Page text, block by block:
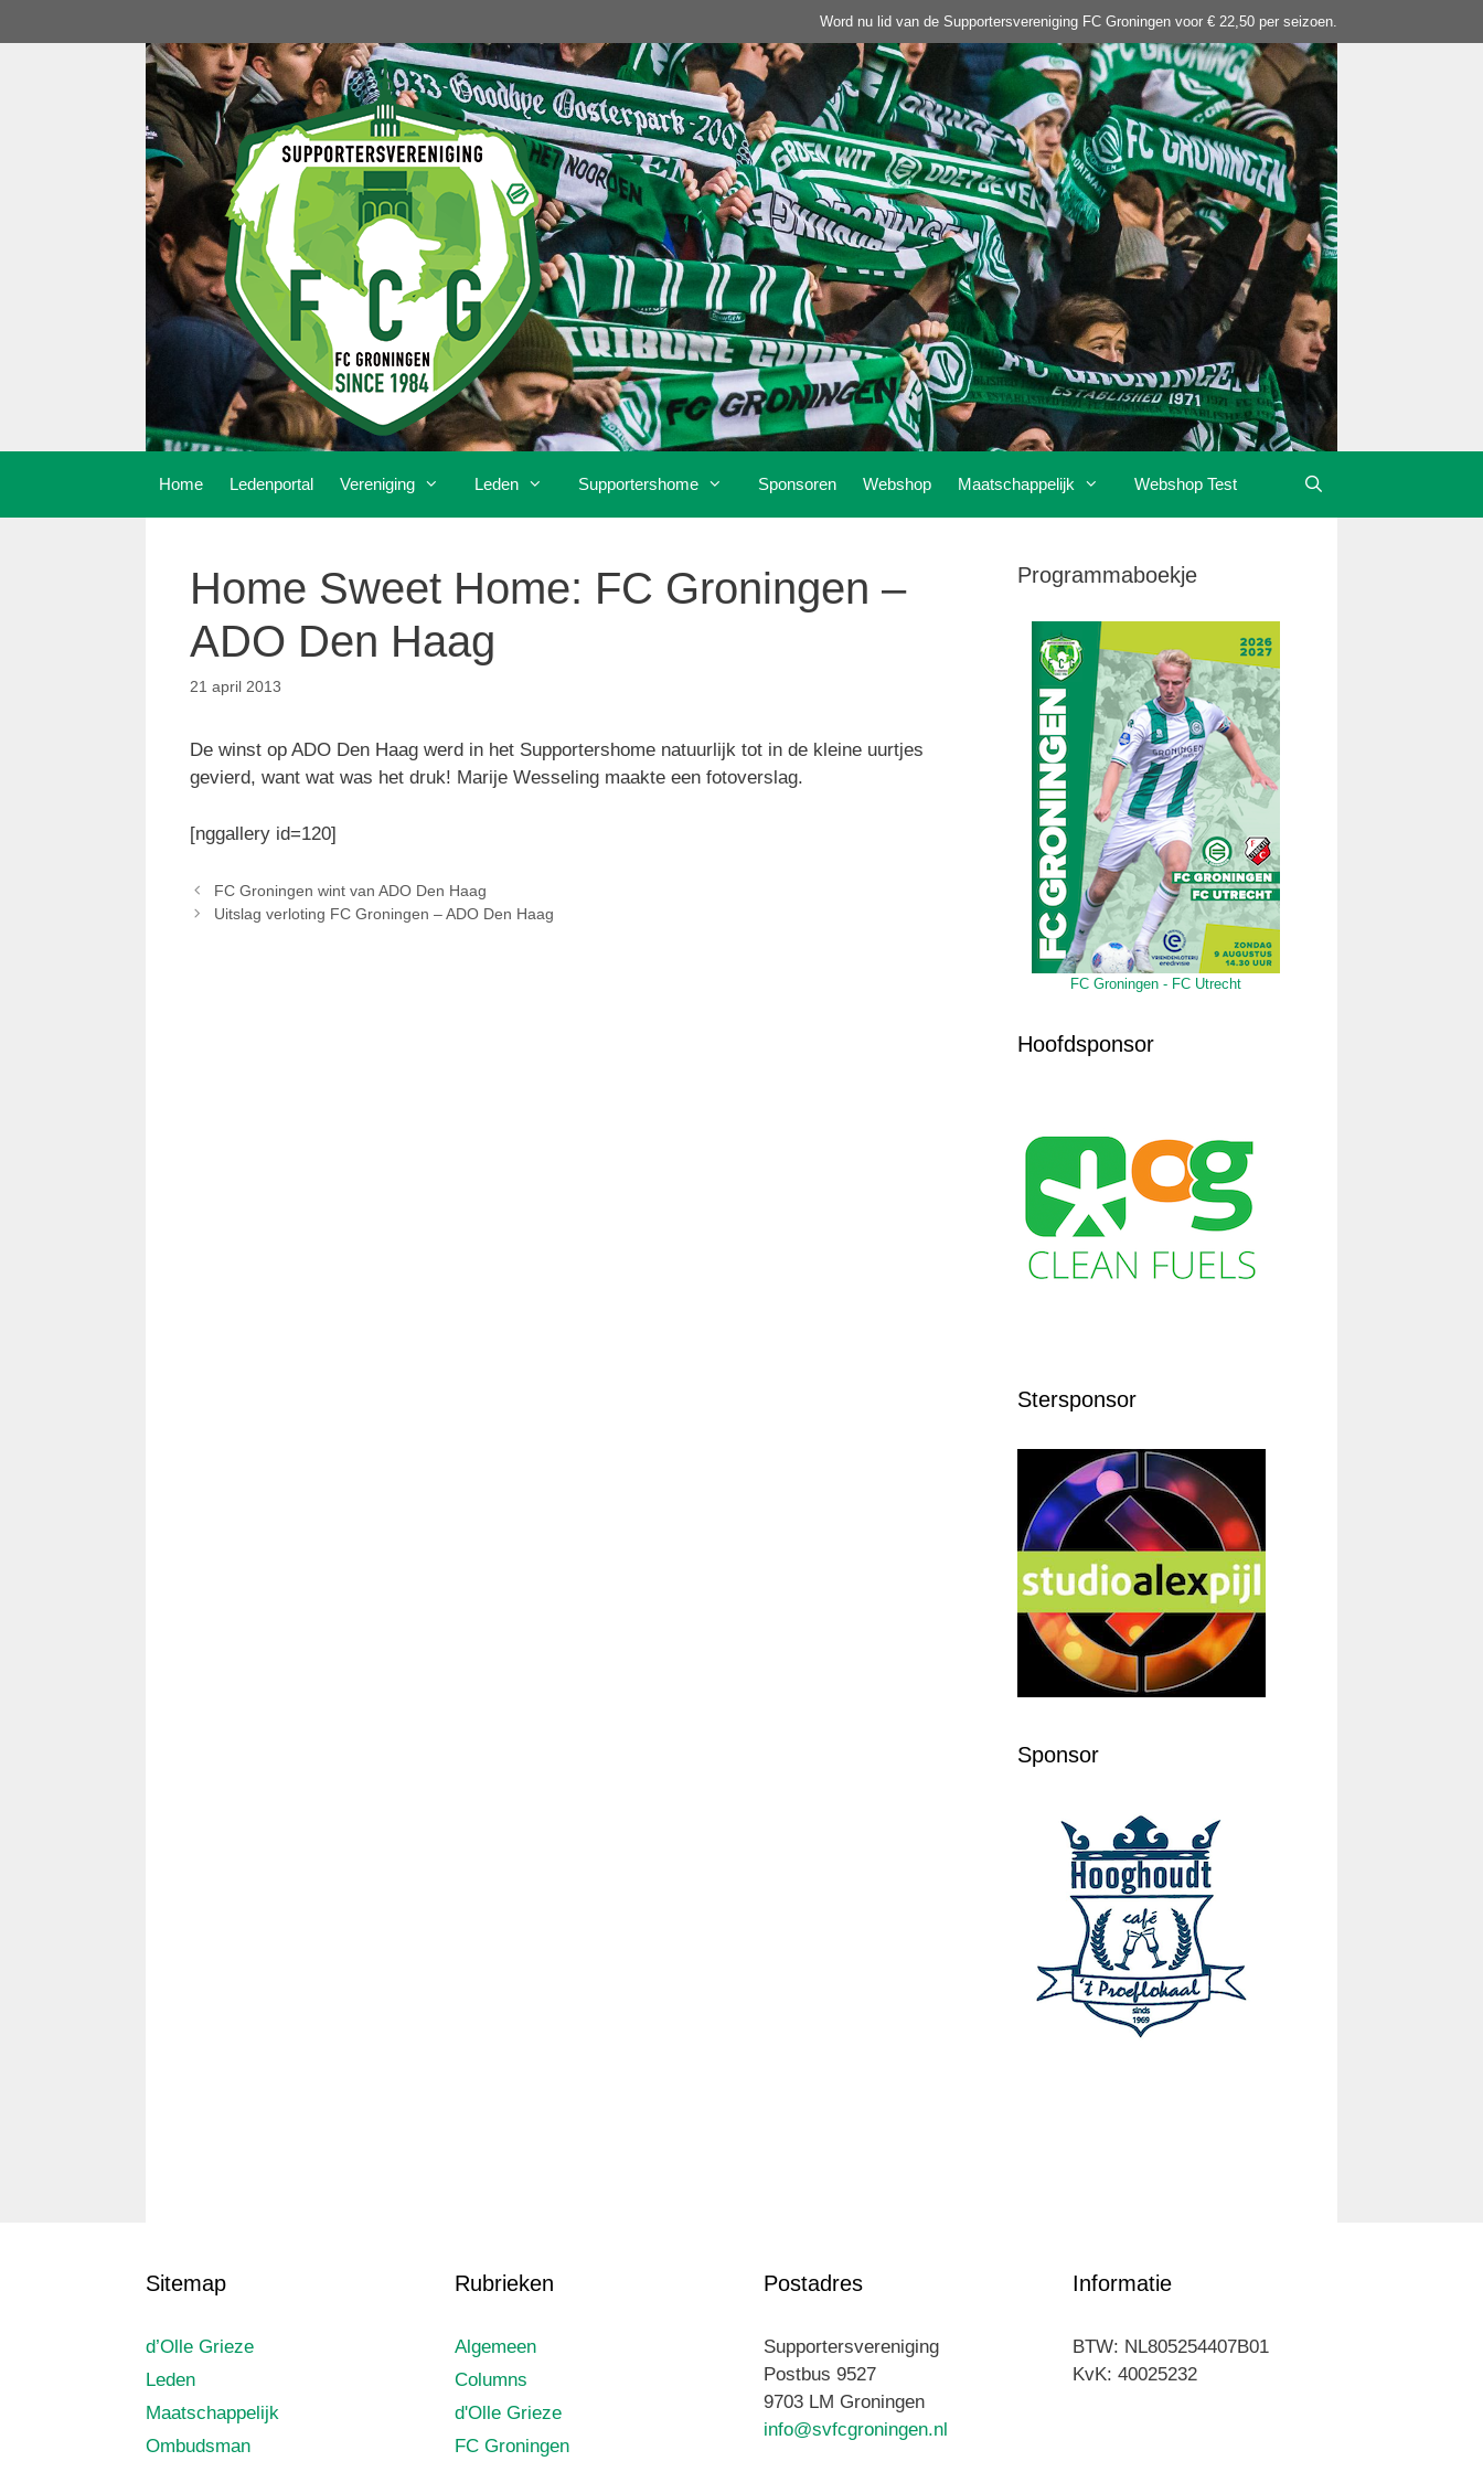
naar
Word nu lid van de Supportersvereniging FC Groningen voor € 22,50 per seizoen.
Home Ledenportal Vereniging Leden Supportershome Sponsoren Webshop Maatschappelijk Webshop Test
Home Sweet Home: FC Groningen –
ADO Den Haag
21 april 2013
De winst op ADO Den Haag werd in het Supportershome natuurlijk tot in de kleine uurtjes
gevierd, want wat was het druk! Marije Wesseling maakte een fotoverslag.
[nggallery id=120]
FC Groningen wint van ADO Den Haag
Uitslag verloting FC Groningen – ADO Den Haag
Programmaboekje
FC Groningen - FC Utrecht
Hoofdsponsor
Stersponsor
Sponsor
Sitemap
d’Olle Grieze
Leden
Maatschappelijk
Ombudsman
Rubrieken
Algemeen
Columns
d'Olle Grieze
FC Groningen
Postadres
Supportersvereniging
Postbus 9527
9703 LM Groningen
info@svfcgroningen.nl
Informatie
BTW: NL805254407B01
KvK: 40025232